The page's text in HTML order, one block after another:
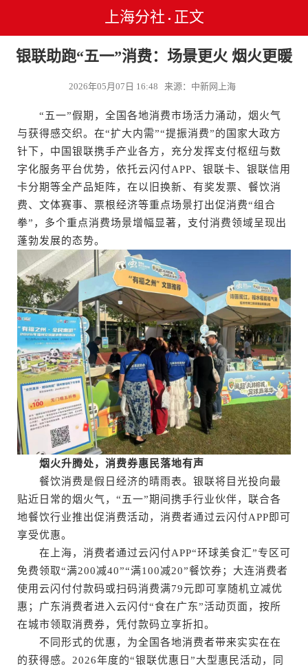
上海分社 • 正文
银联助跑“五一”消费：场景更火 烟火更暖
2026年05月07日 16:48 来源：中新网上海
“五一”假期，全国各地消费市场活力涌动，烟火气
与获得感交织。在“扩大内需”“提振消费”的国家大政方
针下，中国银联携手产业各方，充分发挥支付枢纽与数
字化服务平台优势，依托云闪付APP、银联卡、银联信用
卡分期等全产品矩阵，在以旧换新、有奖发票、餐饮消
费、文体赛事、票根经济等重点场景打出促消费“组合
拳”，多个重点消费场景增幅显著，支付消费领域呈现出
蓬勃发展的态势。
烟火升腾处，消费券惠民落地有声
餐饮消费是假日经济的晴雨表。银联将目光投向最
贴近日常的烟火气，“五一”期间携手行业伙伴，联合各
地餐饮行业推出促消费活动，消费者通过云闪付APP即可
享受优惠。
在上海，消费者通过云闪付APP“环球美食汇”专区可
免费领取“满200减40”“满100减20”餐饮券；大连消费者
使用云闪付付款码或扫码消费满79元即可享随机立减优
惠；广东消费者进入云闪付“食在广东”活动页面，按所
在城市领取消费券，凭付款码立享折扣。
不同形式的优惠，为全国各地消费者带来实实在在
的获得感。2026年度的“银联优惠日”大型惠民活动，同